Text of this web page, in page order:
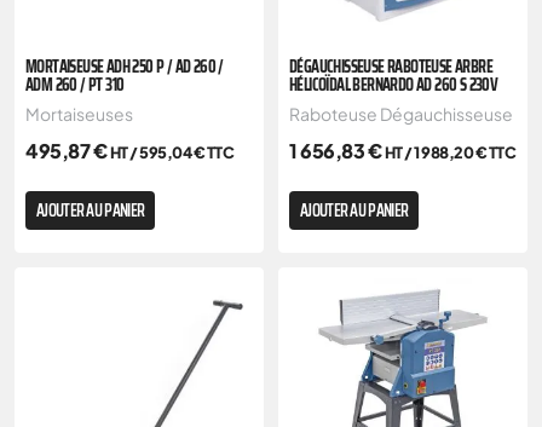
MORTAISEUSE ADH 250 P / AD 260 /
ADM 260 / PT 310
Mortaiseuses
495,87€HT /595,04€TTC
AJOUTER AU PANIER
DÉGAUCHISSEUSE RABOTEUSE ARBRE
HÉLICOÏDAL BERNARDO AD 260 S 230V
Raboteuse Dégauchisseuse
1 656,83€HT /1 988,20€TTC
AJOUTER AU PANIER